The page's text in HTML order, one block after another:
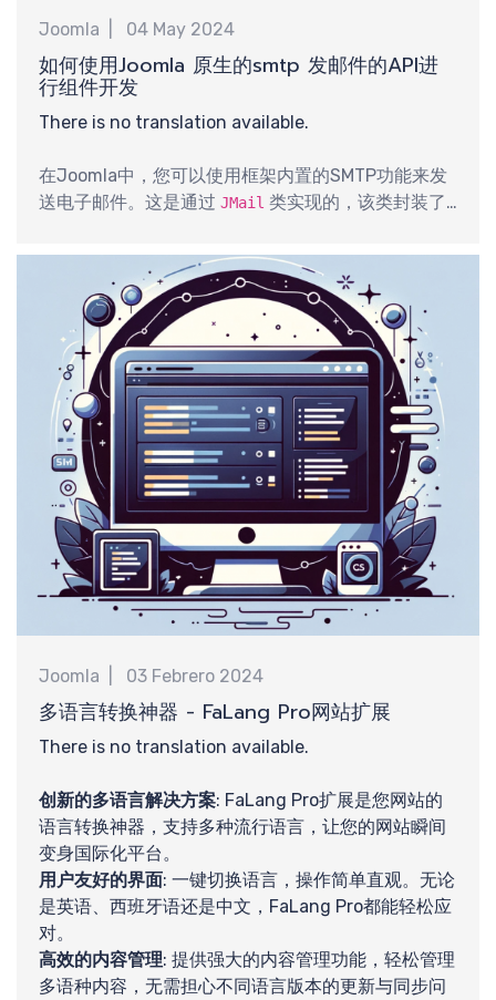
钟
认
Joomla 04 May 2024
如何使用Joomla 原生的smtp 发邮件的API进
行组件开发
There is no translation available.
在Joomla中，您可以使用框架内置的SMTP功能来发
送电子邮件。这是通过 JMail 类实现的，该类封装了
重新命名为Joomla\CMS\Mail\Mail。以下是如何在您
的Joomla组件中使用这个API发送邮件的步骤和代码
示例。
Joomla 03 Febrero 2024
多语言转换神器 - FaLang Pro网站扩展
There is no translation available.
创新的多语言解决方案: FaLang Pro扩展是您网站的
语言转换神器，支持多种流行语言，让您的网站瞬间
变身国际化平台。
用户友好的界面: 一键切换语言，操作简单直观。无论
是英语、西班牙语还是中文，FaLang Pro都能轻松应
对。
高效的内容管理: 提供强大的内容管理功能，轻松管理
多语种内容，无需担心不同语言版本的更新与同步问